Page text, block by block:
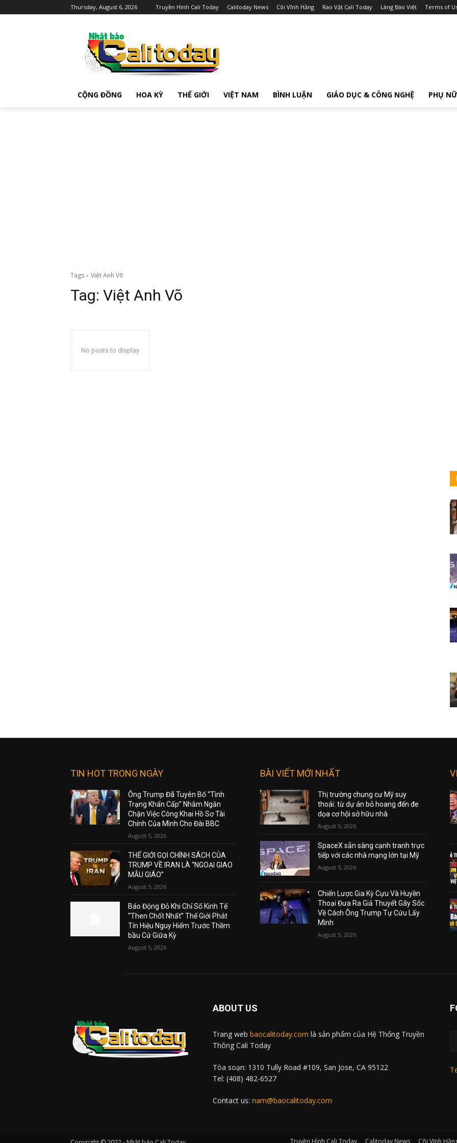
Thursday, August 6, 2026 Truyền Hình Cali Today Calitoday News Cõi Vĩnh Hằng Rao Vặt Cali Today Làng Báo Việt Terms of
CỘNG ĐỒNG HOA KỲ THẾ GIỚI VIỆT NAM BÌNH LUẬN GIÁO DỤC & CÔNG NGHỆ PHỤ NỮ
Tags Việt Anh Võ
Tag: Việt Anh Võ
No posts to display
TIN HOT TRONG NGÀY
Ông Trump Đã Tuyên Bố “Tình
Trạng Khẩn Cấp” Nhằm Ngăn
Chặn Việc Công Khai Hồ Sơ Tài
Chính Của Mình Cho Đài BBC
August 5, 2026
THẾ GIỚI GỌI CHÍNH SÁCH CỦA
TRUMP VỀ IRAN LÀ “NGOẠI GIAO
MẪU GIÁO”
August 5, 2026
Báo Động Đỏ Khi Chỉ Số Kinh Tế
“Then Chốt Nhất” Thế Giới Phát
Tín Hiệu Nguy Hiểm Trước Thềm
bầu Cử Giữa Kỳ
August 5, 2026
BÀI VIẾT MỚI NHẤT
Thị trường chung cư Mỹ suy
thoái: từ dự án bỏ hoang đến đe
dọa cơ hội sở hữu nhà
August 5, 2026
SpaceX sẵn sàng cạnh tranh trực
tiếp với các nhà mạng lớn tại Mỹ
August 5, 2026
Chiến Lược Gia Kỳ Cựu Và Huyền
Thoại Đưa Ra Giả Thuyết Gây Sốc
Về Cách Ông Trump Tự Cứu Lấy
Mình
August 5, 2026
ABOUT US
Trang web baocalitoday.com là sản phẩm của Hệ Thống Truyền
Thông Cali Today
Tòa soạn: 1310 Tully Road #109, San Jose, CA 95122
Tel: (408) 482-6527
Contact us: nam@baocalitoday.com
Truyền Hình Cali Today Calitoday News Cõi Vĩnh